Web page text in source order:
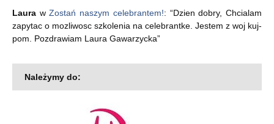
Laura wZostań naszym celebrantem!: “Dzien dobry, Chcialam
zapytac o mozliwosc szkolenia na celebrantke. Jestem z woj kuj-
pom. Pozdrawiam Laura Gawarzycka”
Należymy do: